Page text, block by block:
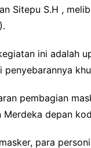
Sitepu S.H ,
ini adalah
pembagian
depan
para